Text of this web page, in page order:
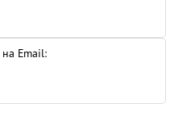
Email: